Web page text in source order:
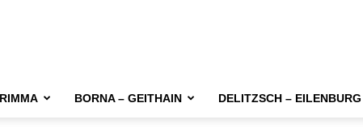
BORNA – GEITHAIN DELITZSCH – EILENBURG